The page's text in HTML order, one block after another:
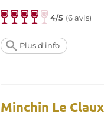
4/5 (6 avis)
Plus d'info
Minchin Le